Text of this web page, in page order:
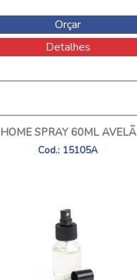
Orçar
Detalhes
HOME SPRAY 60ML AVELÃ
Cod.: 15105A